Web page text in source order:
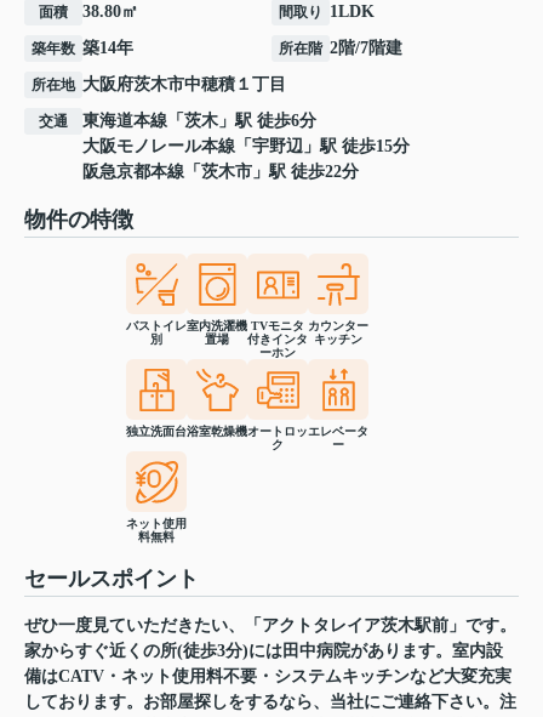
面積 38.80㎡ 間取り 1LDK
築年数 築14年 所在階 2階/7階建
所在地 大阪府茨木市中穂積 １丁目
交通 東海道本線 「 茨木 」駅 徒歩6分
大阪モノレール本線 「 宇野辺 」駅 徒歩15分
阪急京都本線 「 茨木市 」駅 徒歩22分
物件の特徴
バストイレ
別
室内洗濯機
置場
TVモニタ
付きインタ
ーホン
カウンター
キッチン
独立洗面台浴室乾燥機オートロッ
ク
エレベータ
ー
ネット使用
料無料
セールスポイント
ぜひ一度見ていただきたい、「アクトタレイア茨木駅前」です。
家からすぐ近くの所(徒歩3分)には田中病院があります。室内設
備はCATV・ネット使用料不要・システムキッチンなど大変充実
しております。お部屋探しをするなら、当社にご連絡下さい。注